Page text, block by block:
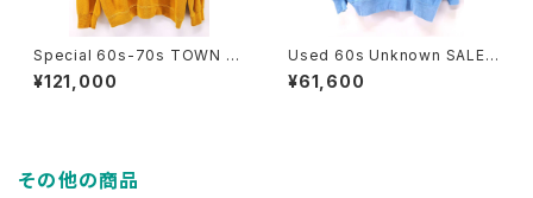
Special 60s-70s TOWN C
RAFT PENNYS JIMI HENDRI
X Mustard Yellow Sweat Si
¥121,000
Used 60s Unknown SALEM
STATE Flocky College Sw
eat Size XL 相当 古着
¥61,600
その他の商品